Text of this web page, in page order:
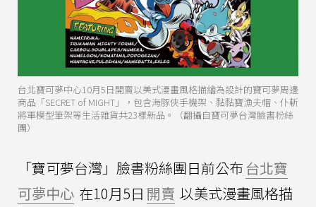
台北寶可夢中心10月5日開賣以美式漫畫風格描繪為設計的寶可夢周邊
商品「SECRET of MIGHT」，包含海豚俠手機架、黏黏寶漁夫帽、仆斬
將軍模型筆架等生活雜貨共23樣新品。（翻攝自寶可夢台灣臉書粉絲
團）
「寶可夢台灣」臉書粉絲團日前公布 台北寶
可夢中心 在10月5日 開賣 以美式漫畫風格描